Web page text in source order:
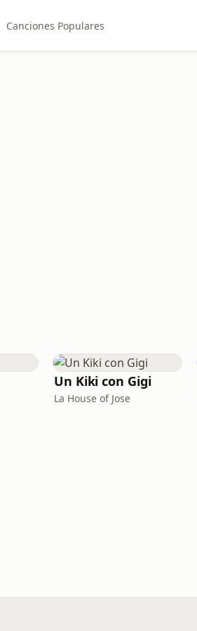
Canciones Populares
Un Kiki con Gigi
La House of Jose